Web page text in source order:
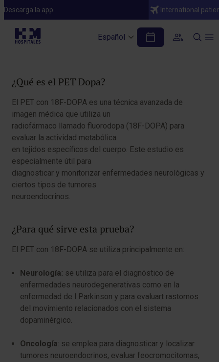
Descarga la app International
Español
Diagnósticos
PET Dopa
¿Qué es el PET Dopa?
El PET con 18F-DOPA es una técnica avanzada de
imagen médica que utiliza un
radiofármaco llamado fluorodopa (18F-DOPA) para
evaluar la actividad metabólica
en tejidos específicos del cuerpo. Este estudio es
especialmente útil para
diagnosticar y monitorizar enfermedades neurológicas y
ciertos tipos de tumores
neuroendocrinos.
¿Para qué sirve esta prueba?
El PET con 18F-DOPA se utiliza principalmente en:
Neurología: se utiliza para el diagnóstico de
enfermedades neurodegenerativas como en la
enfermedad de l Parkinson y para evaluart rastornos
del movimiento relacionados con el sistema
dopaminérgico.
Oncología: se emplea para diagnosticar y localizar
tumores neuroendocrinos, evaluar feocromocitomas,